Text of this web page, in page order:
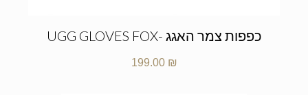
כפפות צמר האגג -UGG GLOVES FOX
199.00 ₪